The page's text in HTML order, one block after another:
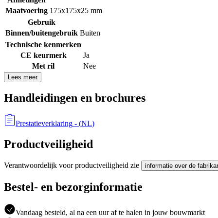
Maatvoering 175x175x25 mm
Gebruik
Binnen/buitengebruik Buiten
Technische kenmerken
CE keurmerk
Ja
Met ril
Nee
Lees meer
Handleidingen en brochures
Prestatieverklaring - (NL)
Productveiligheid
Verantwoordelijk voor productveiligheid zie informatie over de
Bestel- en bezorginformatie
Vandaag besteld, al na een uur af te halen in jouw bouwmarkt